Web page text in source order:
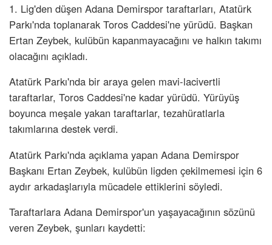
1. Lig'den düşen Adana Demirspor taraftarları, Atatürk
Parkı'nda toplanarak Toros Caddesi'ne yürüdü. Başkan
Ertan Zeybek, kulübün kapanmayacağını ve halkın takımı
olacağını açıkladı.
Atatürk Parkı'nda bir araya gelen mavi-lacivertli
taraftarlar, Toros Caddesi'ne kadar yürüdü. Yürüyüş
boyunca meşale yakan taraftarlar, tezahüratlarla
takımlarına destek verdi.
Atatürk Parkı'nda açıklama yapan Adana Demirspor
Başkanı Ertan Zeybek, kulübün ligden çekilmemesi için 6
aydır arkadaşlarıyla mücadele ettiklerini söyledi.
Taraftarlara Adana Demirspor'un yaşayacağının sözünü
veren Zeybek, şunları kaydetti: